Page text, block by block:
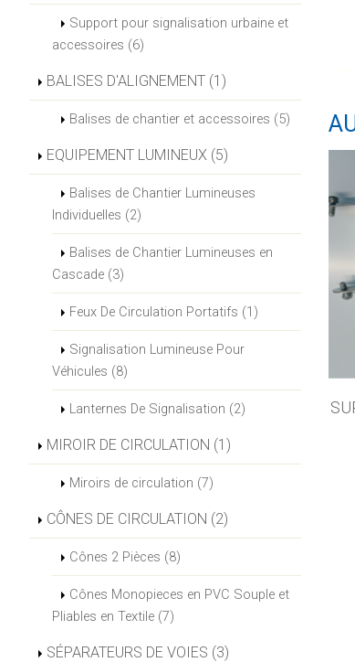
Support pour signalisation urbaine et
accessoires (6)
BALISES D'ALIGNEMENT (1)
Balises de chantier et accessoires (5)
EQUIPEMENT LUMINEUX (5)
Balises de Chantier Lumineuses
Individuelles (2)
Balises de Chantier Lumineuses en
Cascade (3)
Feux De Circulation Portatifs (1)
Signalisation Lumineuse Pour
Véhicules (8)
Lanternes De Signalisation (2)
MIROIR DE CIRCULATION (1)
Miroirs de circulation (7)
CÔNES DE CIRCULATION (2)
Cônes 2 Pièces (8)
Cônes Monopieces en PVC Souple et
Pliables en Textile (7)
SÉPARATEURS DE VOIES (3)